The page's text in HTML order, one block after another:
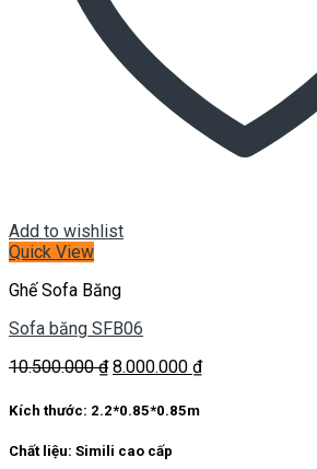
Add to wishlist
Quick View
Ghế Sofa Băng
Sofa băng SFB06
10.500.000₫ Giá
là:
8.000.000 ₫Giá
Kích thước: 2.2*0.85*0.85m
Chất liệu: Simili cao cấp